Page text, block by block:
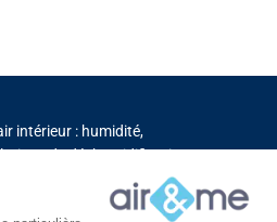
intérieur : humidité,
de déshumidification
ventilation,